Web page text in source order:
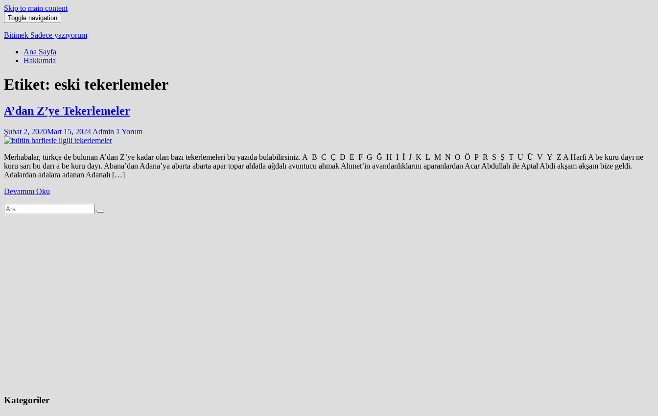
Skip to main content
Toggle navigation
Bitimek Sadece yazıyorum
Ana Sayfa
Hakkımda
Etiket: eski tekerlemeler
A’dan Z’ye Tekerlemeler
Şubat 2, 2020Mart 15, 2024 Admin 1 Yorum
Merhabalar, türkçe de bulunan A’dan Z’ye kadar olan bazı tekerlemeleri bu yazıda bulabilirsiniz. A B C Ç D E F G Ğ H I İ J K L M N O Ö P R S Ş T U Ü V Y Z A Harfi A be kuru dayı ne
kuru sarı bu darı a be kuru dayı. Abana’dan Adana’ya abarta abarta apar topar ahlatla ağdalı avuntucu ahmak Ahmet’in avandanlıklarını aparanlardan Acar Abdullah ile Aptal Abdi akşam akşam bize geldi.
Adalardan adalara adanan Adanalı […]
Devamını Oku
Arama
yap:
Kategoriler